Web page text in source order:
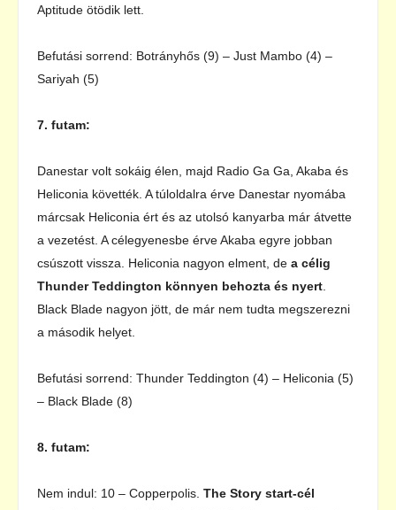
Aptitude ötödik lett.
Befutási sorrend: Botrányhős (9) – Just Mambo (4) –
Sariyah (5)
7. futam:
Danestar volt sokáig élen, majd Radio Ga Ga, Akaba és
Heliconia követték. A túloldalra érve Danestar nyomába
márcsak Heliconia ért és az utolsó kanyarba már átvette
a vezetést. A célegyenesbe érve Akaba egyre jobban
csúszott vissza. Heliconia nagyon elment, de a célig
Thunder Teddington könnyen behozta és nyert
Black Blade nagyon jött, de már nem tudta megszerezni
a második helyet.
Befutási sorrend: Thunder Teddington (4) – Heliconia (5)
– Black Blade (8)
8. futam:
Nem indul: 10 – Copperpolis. The Story start-cél